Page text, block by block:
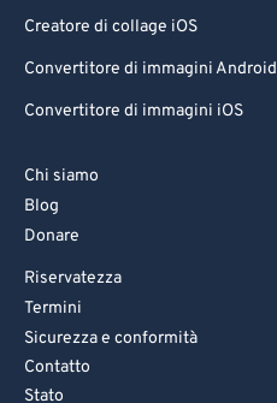
Creatore di collage iOS
Convertitore di immagini Android
Convertitore di immagini iOS
Chi siamo
Blog
Donare
Riservatezza
Termini
Sicurezza e conformità
Contatto
Stato